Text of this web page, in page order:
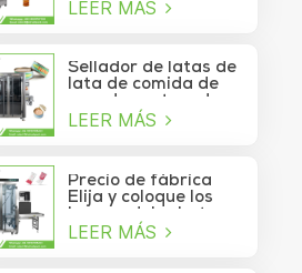
750 ml para botellas
LEER MÁS
Sellador de latas de
lata de comida de
mar de contenedor
de vacío de sardina
LEER MÁS
Precio de fábrica
Elija y coloque los
brazos del robot
Delta para la bolsita
LEER MÁS